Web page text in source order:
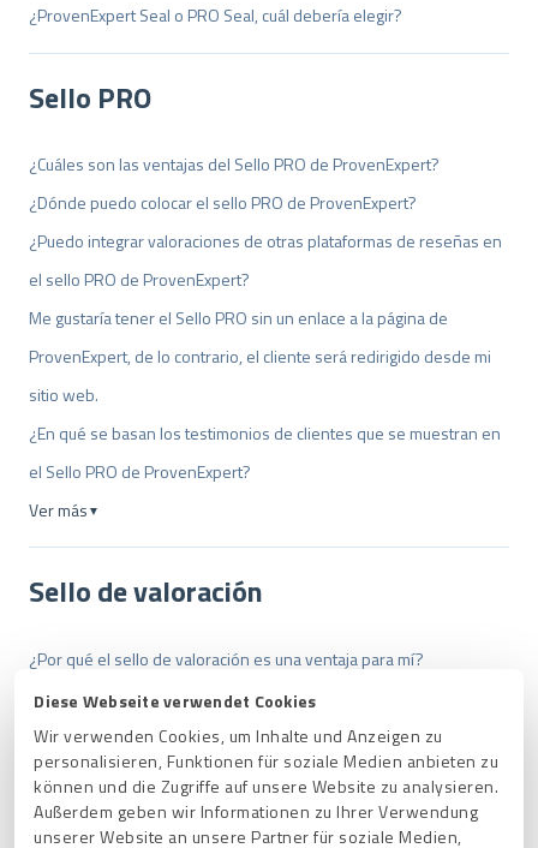
Diese Webseite verwendet Cookies
Wir verwenden Cookies, um Inhalte und Anzeigen zu
personalisieren, Funktionen für soziale Medien anbieten zu
können und die Zugriffe auf unsere Website zu analysieren.
Außerdem geben wir Informationen zu Ihrer Verwendung
unserer Website an unsere Partner für soziale Medien,
¿ProvenExpert Seal o PRO Seal, cuál debería elegir?
Sello PRO
¿Cuáles son las ventajas del Sello PRO de ProvenExpert?
¿Dónde puedo colocar el sello PRO de ProvenExpert?
¿Puedo integrar valoraciones de otras plataformas de reseñas en
el sello PRO de ProvenExpert?
Me gustaría tener el Sello PRO sin un enlace a la página de
ProvenExpert, de lo contrario, el cliente será redirigido desde mi
sitio web.
¿En qué se basan los testimonios de clientes que se muestran en
el Sello PRO de ProvenExpert?
Ver más ▼
Sello de valoración
¿Por qué el sello de valoración es una ventaja para mí?
¿Por qué faltan las estrellas, la valoración general, la tasa de
recomendación y los premios en mi sello?
¿Cómo puedo integrar un sello de valoración?
¿Puedo incluir mi sello en mi firma de correo electrónico,